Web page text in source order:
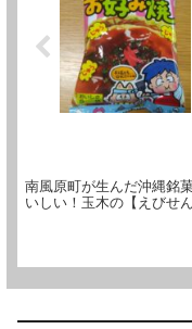
南風原町が生んだ沖縄銘
いしい！玉木の【えびせ